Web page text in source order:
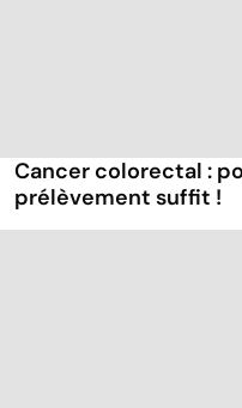
Cancer colorectal :
prélèvement suffit !